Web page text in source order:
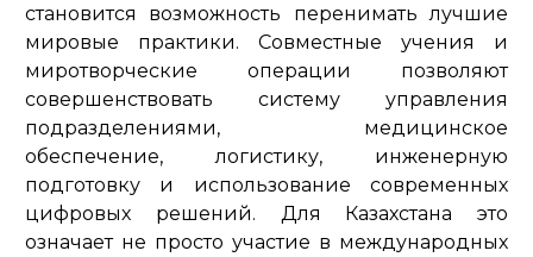
становится возможность перенимать лучшие
мировые практики. Совместные учения и
миротворческие операции позволяют
совершенствовать систему управления
подразделениями, медицинское
обеспечение, логистику, инженерную
подготовку и использование современных
цифровых решений. Для Казахстана это
означает не просто участие в международных